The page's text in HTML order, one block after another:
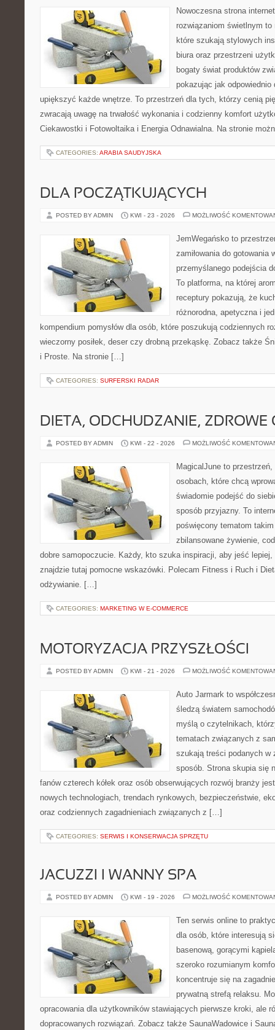
Nowoczesna strona
rozwiązaniom świetlnym
które szukają stylowych
biura oraz przestrzeni
bogaty świat produktów
pokazując jak odpowiednio
upiększyć każde wnętrze. To przestrzeń dla tych, którzy cenią
zwracają uwagę na trwałość wykonania i codzienny komfort
Ciekawostki i Fotowoltaika i Energia Odnawialna. Na stronie
CATEGORIES: ARABIA SAUDYJSKA
DLA POCZĄTKUJĄCYCH
POSTED BY ADMIN KWI - 23 - 2026 MOŻLIWOŚĆ
JemWegańsko to
zamiłowania do gotowania
przemyślanego podejścia
To platforma, na której
receptury pokazują, że
różnorodna, apetyczna i
kompendium pomysłów dla osób, które poszukują codziennych
wieczorny posiłek, deser czy drobną przekąskę. Zobacz także
i Proste. Na stronie […]
CATEGORIES: SURFERSKI RADAR
DIETA, ODCHUDZANIE, ZDROWE
POSTED BY ADMIN KWI - 22 - 2026 MOŻLIWOŚĆ
MagicalJune to
osobach, które chcą
świadomie podejść do
sposób przyjazny. To
poświęcony tematom
zbilansowane żywienie,
dobre samopoczucie. Każdy, kto szuka inspiracji, aby jeść
znajdzie tutaj pomocne wskazówki. Polecam Fitness i Ruch i
odżywianie. […]
CATEGORIES: MARKETING W E-COMMERCE
MOTORYZACJA PRZYSZŁOŚCI
POSTED BY ADMIN KWI - 21 - 2026 MOŻLIWOŚĆ
Auto Jarmark to
śledzą światem
myślą o czytelnikach,
tematach związanych z
szukają treści podanych w
sposób. Strona skupia się
fanów czterech kółek oraz osób obserwujących rozwój branży
nowych technologiach, trendach rynkowych, bezpieczeństwie,
oraz codziennych zagadnieniach związanych z […]
CATEGORIES: SERWIS I KONSERWACJA SPRZĘTU
JACUZZI I WANNY SPA
POSTED BY ADMIN KWI - 19 - 2026 MOŻLIWOŚĆ
Ten serwis online to
dla osób, które interesują
basenową, gorącymi
szeroko rozumianym
koncentruje się na
prywatną strefą relaksu.
opracowania dla użytkowników stawiających pierwsze kroki, ale
dopracowanych rozwiązań. Zobacz także SaunaWadowice i